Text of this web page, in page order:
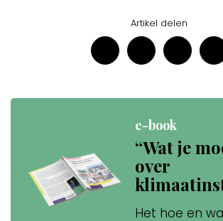
Artikel delen
e-book
“Wat je
over
Het hoe en